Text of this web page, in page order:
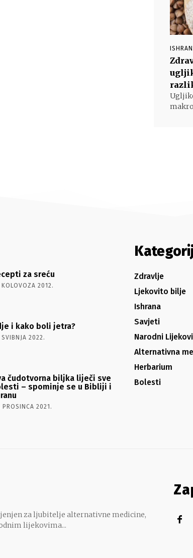
za sreću
KOLOVOZA 2012.
i kako boli jetra?
SVIBNJA 2022.
čudotvorna biljka liječi sve
– spominje se u Bibliji i
PROSINCA 2021.
Zdravlje
Ljekovito bilje
Ishrana
Savjeti
Narodni Lijekovi
Alternativna
Herbarium
Bolesti
za ljubitelje alternativne medicine,
lijekovima...